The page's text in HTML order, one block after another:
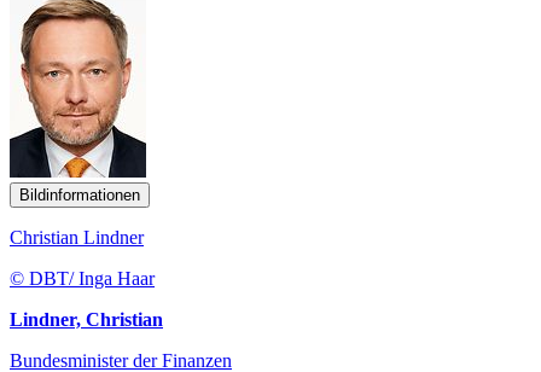
Bildinformationen
Christian Lindner
© DBT/ Inga Haar
Lindner, Christian
Bundesminister der Finanzen